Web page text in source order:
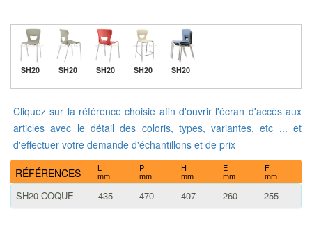
SH20 SH20 SH20 SH20 SH20
Cliquez sur la référence choisie afin d'ouvrir l'écran d'accès aux
articles avec le détail des coloris, types, variantes, etc ... et
d'effectuer votre demande d'échantillons et de prix
RÉFÉRENCES L
mm
P
mm
H
mm
E
mm
F
mm
SH20 COQUE 435 470 407 260 255